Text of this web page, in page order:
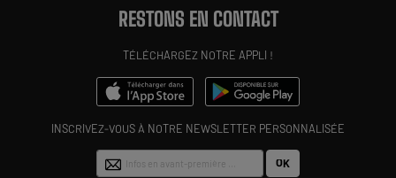
RESTONS EN CONTACT
TÉLÉCHARGEZ NOTRE APPLI !
INSCRIVEZ-VOUS À NOTRE NEWSLETTER PERSONNALISÉE
OK